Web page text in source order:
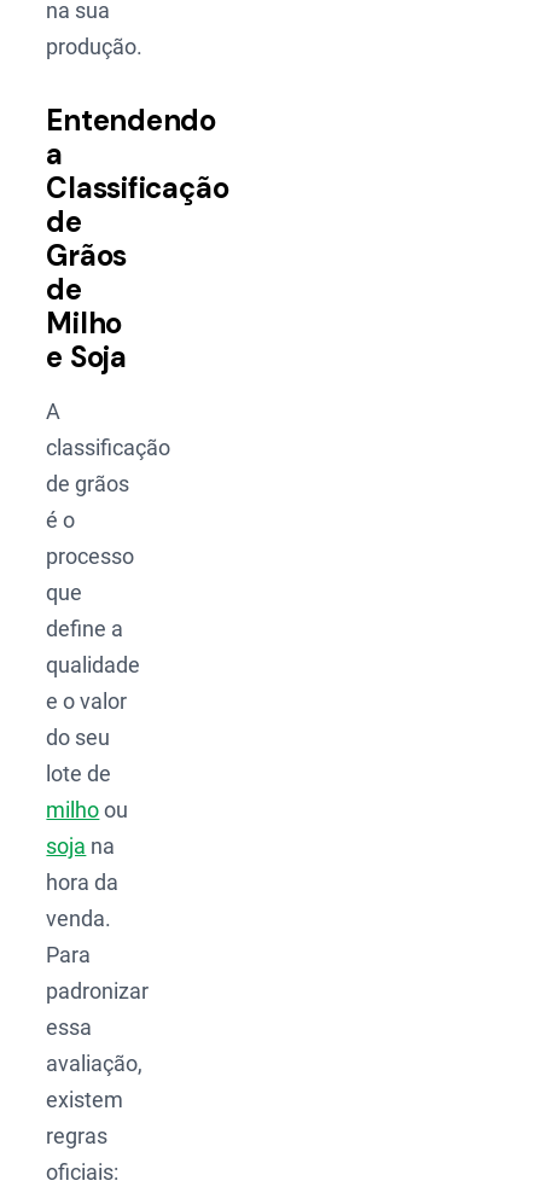
na sua
produção.
Entendendo
a
Classificação
de
Grãos
de
Milho
e Soja
A
classificação
de grãos
é o
processo
que
define a
qualidade
e o valor
do seu
lote de
milhoou
soja na
hora da
venda.
Para
padronizar
essa
avaliação,
existem
regras
oficiais: